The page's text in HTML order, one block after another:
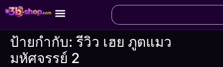
ป้ายกำกับ:รีวิว เฮย ภูตแมว
มหัศจรรย์ 2